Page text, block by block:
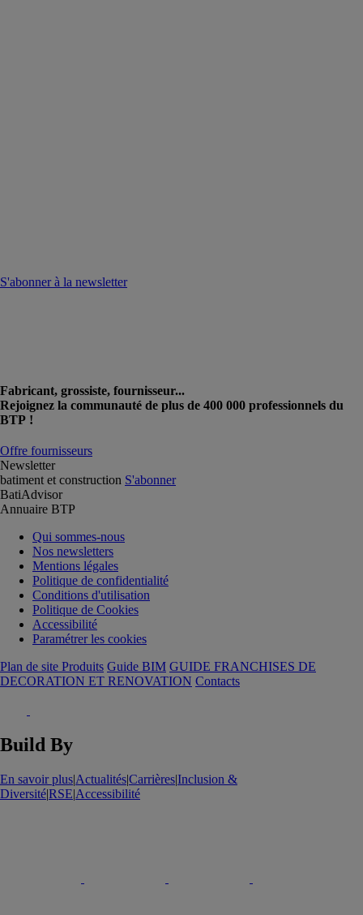
S'abonner à la newsletter
Fabricant, grossiste, fournisseur...
Rejoignez la communauté de plus de 400 000 professionnels du
BTP !
Offre fournisseurs
Newsletter
batiment et construction S'abonner
BatiAdvisor
Annuaire BTP
Qui sommes-nous
Nos newsletters
Mentions légales
Politique de confidentialité
Conditions d'utilisation
Politique de Cookies
Accessibilité
Paramétrer les cookies
Plan de site Produits Guide BIM GUIDE FRANCHISES DE
DECORATION ET RENOVATION Contacts
Build By
En savoir plus|Actualités|Carrières|Inclusion &
Diversité|RSE|Accessibilité